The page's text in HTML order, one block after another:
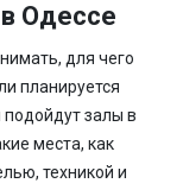
Одессе
для чего
планируется
залы в
места, как
техникой и